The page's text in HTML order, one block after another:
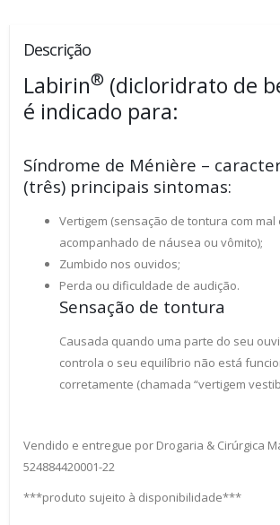
Descrição
Labirin® (dicloridrato de
é indicado para:
Síndrome de Ménière –
(três) principais sintomas:
Vertigem (sensação de tontura com mal
acompanhado de náusea ou vômito);
Zumbido nos ouvidos;
Perda ou dificuldade de audição.
Sensação de tontura
Causada quando uma parte do seu
controla o seu equilíbrio não está
corretamente (chamada “vertigem
Vendido e entregue por Drogaria & Cirúrgica
524884420001-22
***produto sujeito à disponibilidade***